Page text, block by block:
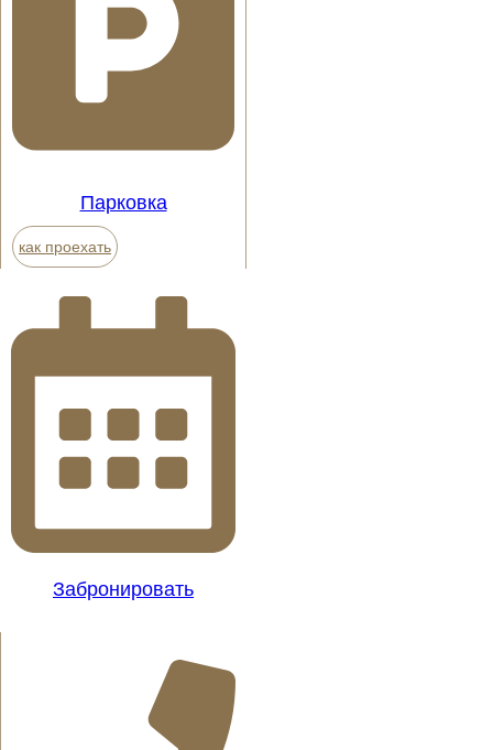
Парковка
как проехать
Забронировать